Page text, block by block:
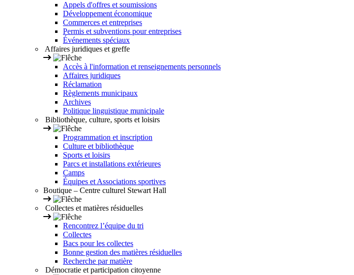
Appels d'offres et soumissions
Développement économique
Commerces et entreprises
Permis et subventions pour entreprises
Événements spéciaux
Affaires juridiques et greffe
Accès à l'information et renseignements personnels
Affaires juridiques
Réclamation
Règlements municipaux
Archives
Politique linguistique municipale
Bibliothèque, culture, sports et loisirs
Programmation et inscription
Culture et bibliothèque
Sports et loisirs
Parcs et installations extérieures
Camps
Équipes et Associations sportives
Boutique – Centre culturel Stewart Hall
Collectes et matières résiduelles
Rencontrez l’équipe du tri
Collectes
Bacs pour les collectes
Bonne gestion des matières résiduelles
Recherche par matière
Démocratie et participation citoyenne